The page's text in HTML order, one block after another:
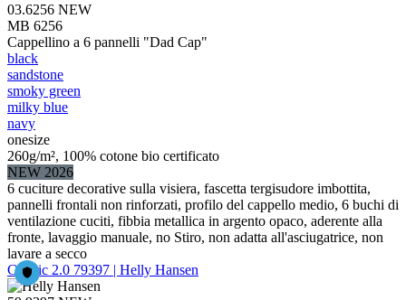
03.6256 NEW
MB 6256
Cappellino a 6 pannelli "Dad Cap"
black
sandstone
smoky green
milky blue
navy
onesize
260g/m², 100% cotone bio certificato
NEW 2026
6 cuciture decorative sulla visiera, fascetta tergisudore imbottita,
pannelli frontali non rinforzati, profilo del cappello medio, 6 buchi di
ventilazione cuciti, fibbia metallica in argento opaco, aderente alla
fronte, lavaggio manuale, no Stiro, non adatta all'asciugatrice, non
lavare a secco
Classic 2.0 79397 | Helly Hansen